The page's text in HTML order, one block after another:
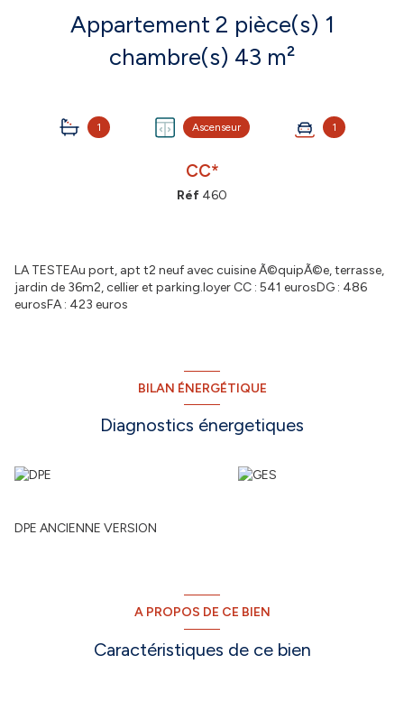
Appartement 2 pièce(s) 1
chambre(s) 43 m²
1 Ascenseur 1
CC*
Réf 460
LA TESTEAu port, apt t2 neuf avec cuisine Ã©quipÃ©e, terrasse,
jardin de 36m2, cellier et parking.loyer CC : 541 eurosDG : 486
eurosFA : 423 euros
BILAN ÉNERGÉTIQUE
Diagnostics énergetiques
DPE ANCIENNE VERSION
A PROPOS DE CE BIEN
Caractéristiques de ce bien